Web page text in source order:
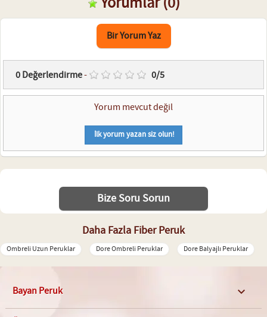
Bir Yorum Yaz
0Değerlendirme- 0/5
Yorum mevcut değil
İlk yorum yazan siz olun!
Bize Soru Sorun
Daha Fazla Fiber Peruk
Ombreli Uzun Peruklar Dore Ombreli Peruklar Dore Balyajlı Peruklar
Bayan Peruk 